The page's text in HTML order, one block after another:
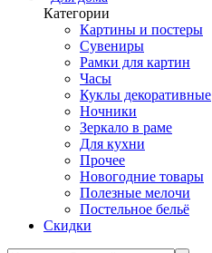
Категории
Картины и постеры
Сувениры
Рамки для картин
Часы
Куклы декоративные
Ночники
Зеркало в раме
Для кухни
Прочее
Новогодние товары
Полезные мелочи
Постельное бельё
Скидки